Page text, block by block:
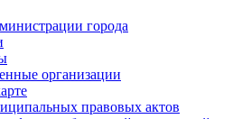
города
организации
правовых актов